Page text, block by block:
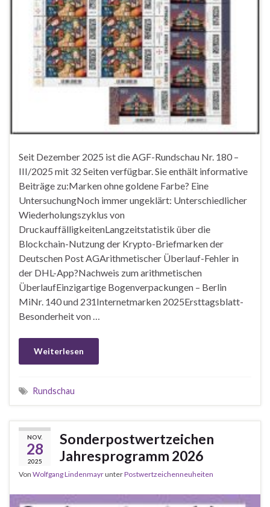
Seit Dezember 2025 ist die AGF-Rundschau Nr. 180 –
III/2025 mit 32 Seiten verfügbar. Sie enthält informative
Beiträge zu:Marken ohne goldene Farbe? Eine
UntersuchungNoch immer ungeklärt: Unterschiedlicher
Wiederholungszyklus von
DruckauffälligkeitenLangzeitstatistik über die
Blockchain-Nutzung der Krypto-Briefmarken der
Deutschen Post AGArithmetischer Überlauf-Fehler in
der DHL-App?Nachweis zum arithmetischen
ÜberlaufEinzigartige Bogenverpackungen – Berlin
MiNr. 140 und 231Internetmarken 2025Ersttagsblatt-
Besonderheit von …
Weiterlesen
Rundschau
NOV.
28
2025
Sonderpostwertzeichen
Jahresprogramm 2026
Von Wolfgang LindenmayrunterPostwertzeichenneuheiten